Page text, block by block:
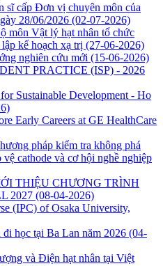
sĩ cấp Đơn vị chuyên môn của
28/06/2026 (02-07-2026)
môn Vật lý hạt nhân tổ chức
kế hoạch xạ trị (27-06-2026)
nghiên cứu mới (15-06-2026)
PRACTICE (ISP) - 2026
Sustainable Development - Ho
Early Careers at GE HealthCare
pháp kiểm tra không phá
cathode và cơ hội nghề nghiệp
THIỆU CHƯƠNG TRÌNH
2027 (08-04-2026)
(IPC) of Osaka University,
học tại Ba Lan năm 2026 (04-
và Điện hạt nhân tại Việt